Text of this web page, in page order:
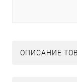
ОПИСАНИЕ